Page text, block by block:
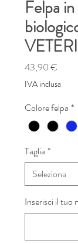
Felpa
43,90 €
IVA inclusa
Colore felpa *
Taglia *
Inserisci il tuo